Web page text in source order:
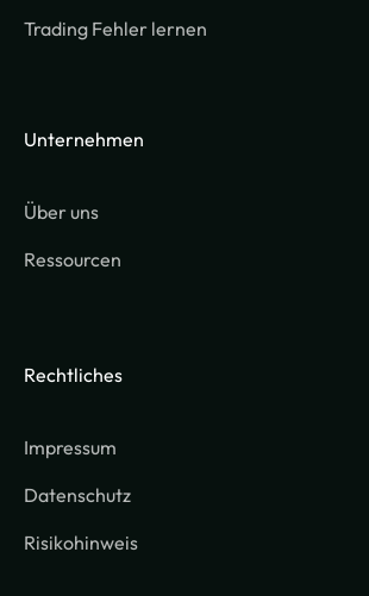
Trading Fehler lernen
Unternehmen
Über uns
Ressourcen
Rechtliches
Impressum
Datenschutz
Risikohinweis